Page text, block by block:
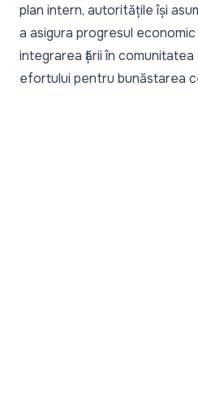
plan intern, autoritățile își
a asigura progresul
integrarea țării în
efortului pentru bunăstarea